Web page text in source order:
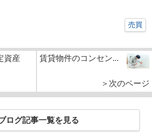
売買
資産
賃貸物件のコンセン...
＞次のページ
ログ記事一覧を見る